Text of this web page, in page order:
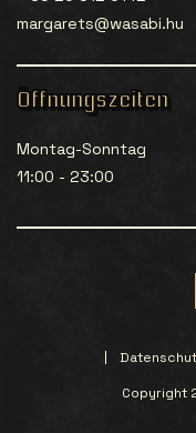
margarets@wasabi.hu
Öffnungszeiten
Montag-Sonntag
11:00 - 23:00
Copyright